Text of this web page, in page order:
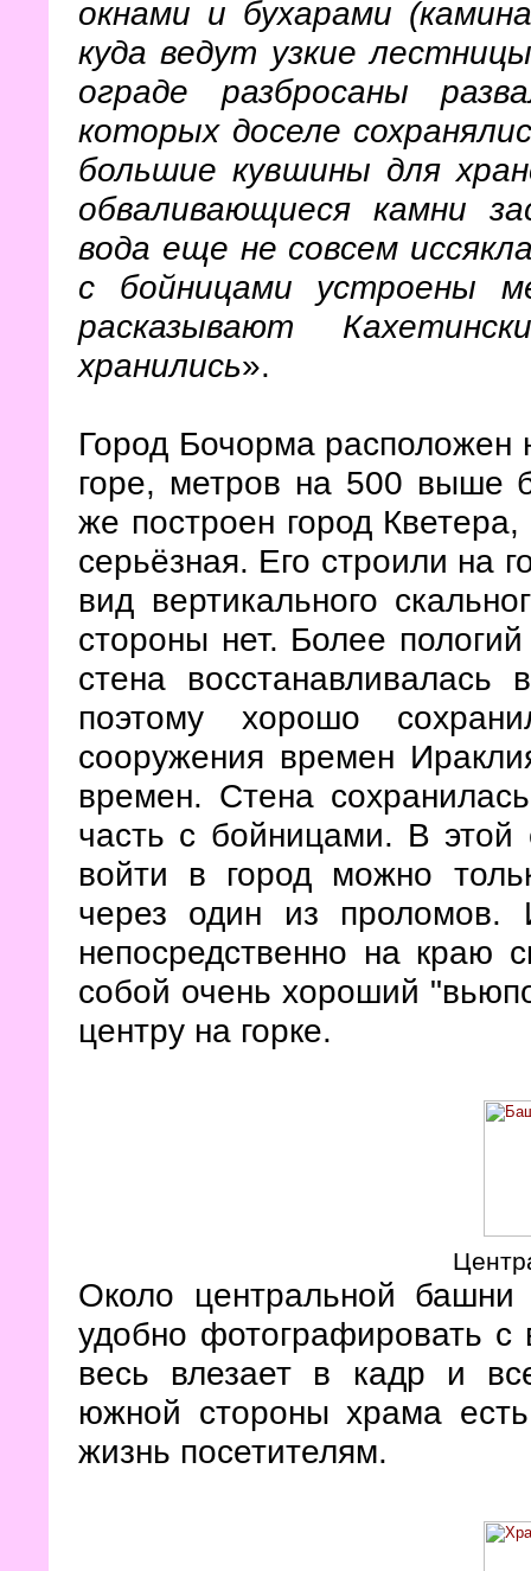
окнами и бухарами
куда ведут узкие
ограде разбросаны
которых доселе
большие кувшины для
обваливающиеся камни
вода еще не совсем
с бойницами устроены
расказывают
хранились».
Город Бочорма расположен
горе, метров на 500 выше
же построен город
серьёзная. Его строили на
вид вертикального
стороны нет. Более
стена
поэтому хорошо
сооружения времен
времен. Стена
часть с бойницами. В этой
войти в город можно
через один из проломов.
непосредственно на краю
собой очень хороший
центру на горке.
Около центральной
удобно фотографировать
весь влезает в кадр и
южной стороны храма
жизнь посетителям.